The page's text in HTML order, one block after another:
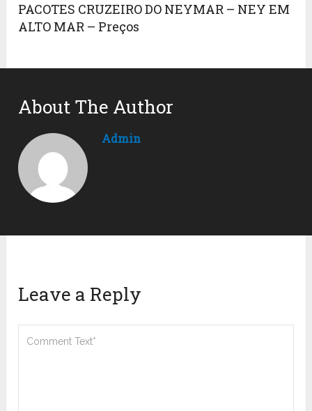
PACOTES CRUZEIRO DO NEYMAR – NEY EM
ALTO MAR – Preços
About The Author
Admin
Leave a Reply